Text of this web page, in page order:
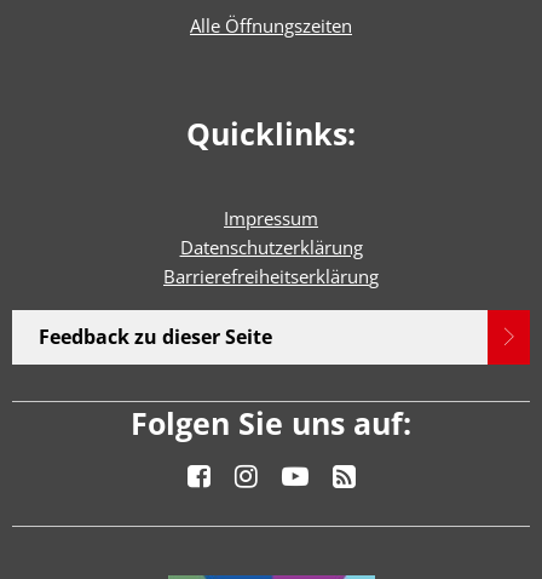
Alle Öffnungszeiten
Quicklinks:
Impressum
Datenschutzerklärung
Barrierefreiheitserklärung
Feedback zu dieser Seite
Folgen Sie uns auf: